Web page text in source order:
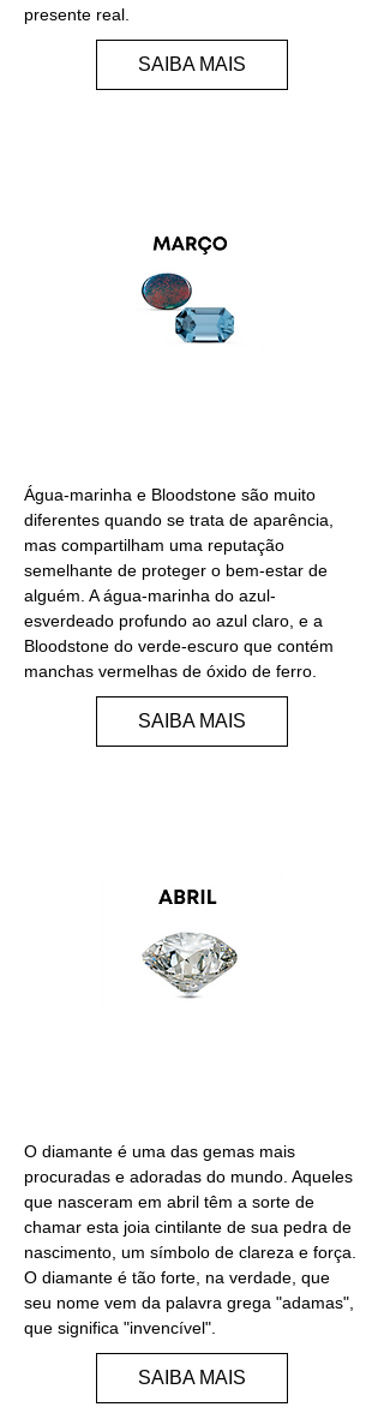
presente real.
SAIBA MAIS
Água-marinha e Bloodstone são muito
diferentes quando se trata de aparência,
mas compartilham uma reputação
semelhante de proteger o bem-estar de
alguém. A água-marinha do azul-
esverdeado profundo ao azul claro, e a
Bloodstone do verde-escuro que contém
manchas vermelhas de óxido de ferro.
SAIBA MAIS
O diamante é uma das gemas mais
procuradas e adoradas do mundo. Aqueles
que nasceram em abril têm a sorte de
chamar esta joia cintilante de sua pedra de
nascimento, um símbolo de clareza e força.
O diamante é tão forte, na verdade, que
seu nome vem da palavra grega "adamas",
que significa "invencível".
SAIBA MAIS